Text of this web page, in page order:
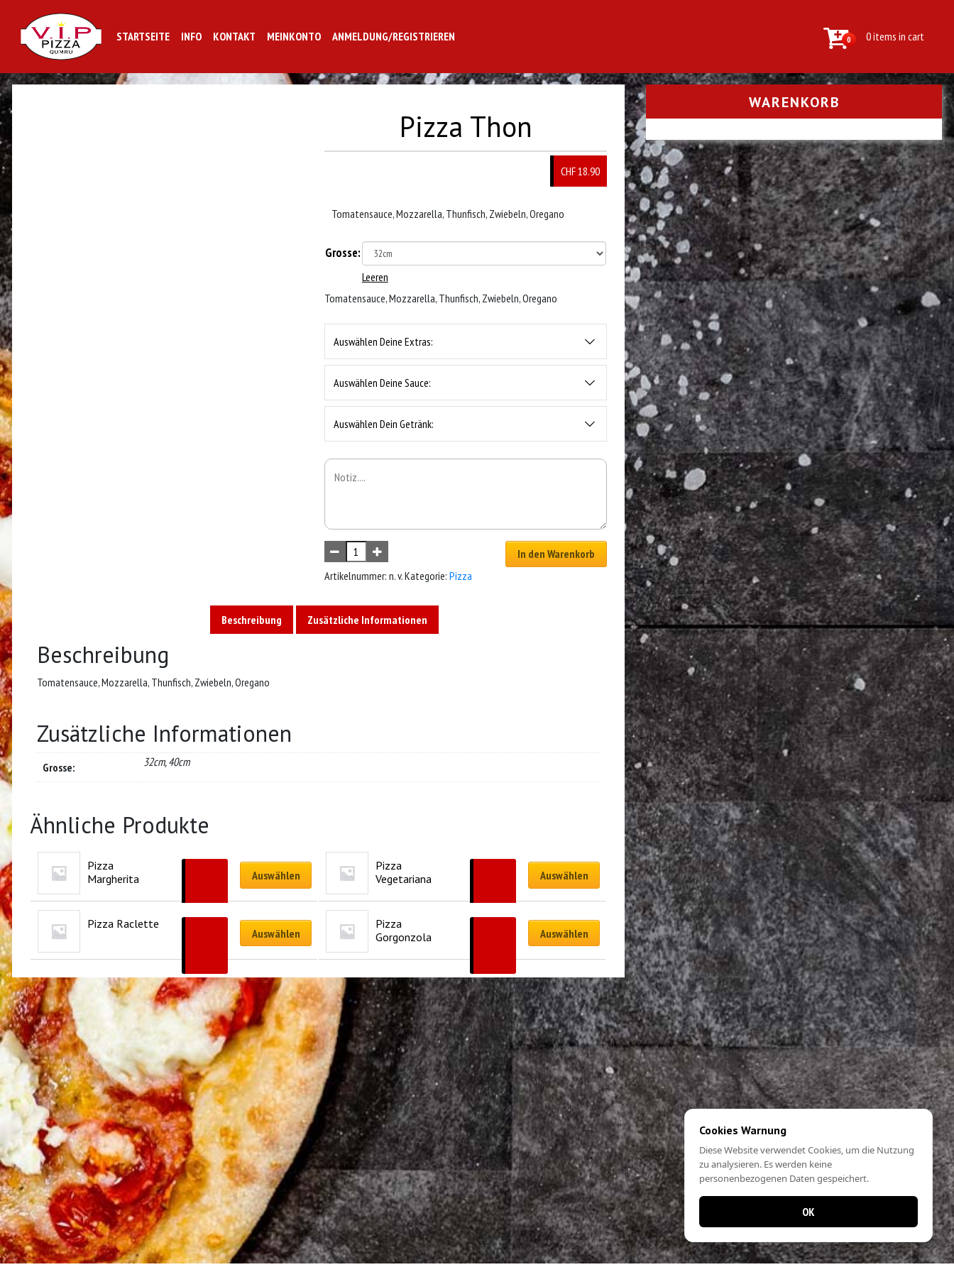
STARTSEITE INFO KONTAKT MEINKONTO ANMELDUNG/REGISTRIEREN 0 0 items in cart
Pizza Thon
CHF 18.90
Tomatensauce, Mozzarella, Thunfisch, Zwiebeln, Oregano
Grosse:
Leeren
Tomatensauce, Mozzarella, Thunfisch, Zwiebeln, Oregano
Auswählen Deine Extras:
Auswählen Deine Sauce:
Auswählen Dein Getränk:
In den Warenkorb
Artikelnummer: n. v.Kategorie: Pizza
Beschreibung Zusätzliche Informationen
Beschreibung
Tomatensauce, Mozzarella, Thunfisch, Zwiebeln, Oregano
Zusätzliche Informationen
Grosse: 32cm, 40cm
Ähnliche Produkte
Pizza
Margherita
CHF22.90
Auswählen
Pizza
Vegetariana
CHF27.90
Auswählen
Pizza Raclette
30.90
Auswählen
Pizza
Gorgonzola
25.90
Auswählen
WARENKORB
Cookies Warnung
Diese Website verwendet Cookies, um die Nutzung
zu analysieren. Es werden keine
personenbezogenen Daten gespeichert.
OK